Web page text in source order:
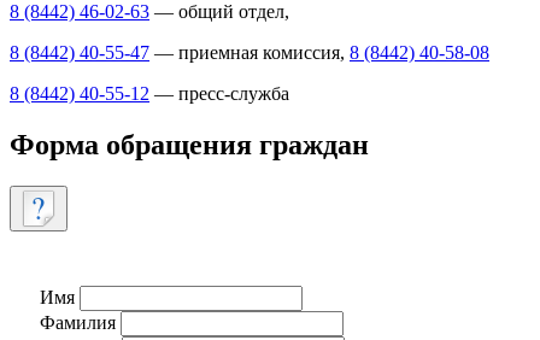
8 (8442) 46-02-63 — общий отдел,
8 (8442) 40-55-47 — приемная комиссия, 8 (8442) 40-58-08
8 (8442) 40-55-12 — пресс-служба
Форма обращения граждан
Имя
Фамилия